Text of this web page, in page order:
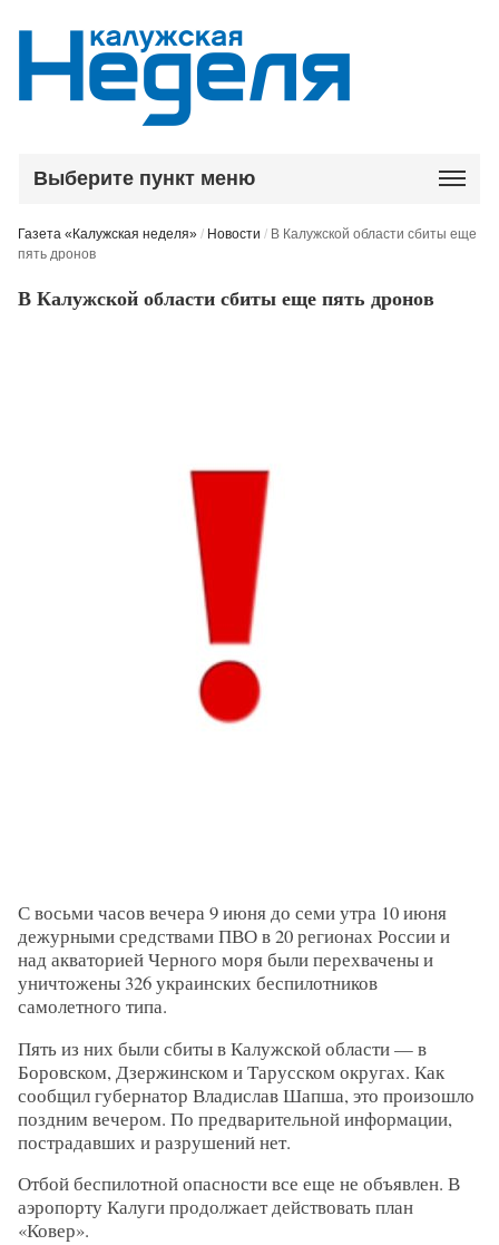
Выберите пункт меню
Газета «Калужская неделя» / Новости / В Калужской области сбиты еще
пять дронов
В Калужской области сбиты еще пять дронов
С восьми часов вечера 9 июня до семи утра 10 июня
дежурными средствами ПВО в 20 регионах России и
над акваторией Черного моря были перехвачены и
уничтожены 326 украинских беспилотников
самолетного типа.
Пять из них были сбиты в Калужской области — в
Боровском, Дзержинском и Тарусском округах. Как
сообщил губернатор Владислав Шапша, это произошло
поздним вечером. По предварительной информации,
пострадавших и разрушений нет.
Отбой беспилотной опасности все еще не объявлен. В
аэропорту Калуги продолжает действовать план
«Ковер».